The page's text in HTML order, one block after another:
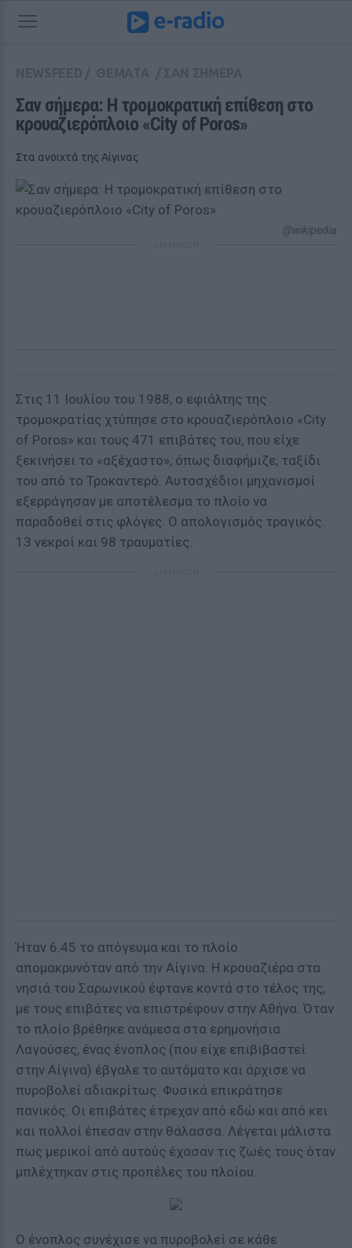
Σαν σήμερα: Η τρομοκρατική επίθεση στο
κρουαζιερόπλοιο «City of Poros»
Στα ανοιχτά της Αίγινας
@wikipedia
Στις 11 Ιουλίου του 1988, ο εφιάλτης της
τρομοκρατίας χτύπησε στο κρουαζιερόπλοιο «City
of Poros» και τους 471 επιβάτες του, που είχε
ξεκινήσει το «αξέχαστο», όπως διαφήμιζε, ταξίδι
του από το Τροκαντερό. Αυτοσχέδιοι μηχανισμοί
εξερράγησαν με αποτέλεσμα το πλοίο να
παραδοθεί στις φλόγες. Ο απολογισμός τραγικός.
13 νεκροί και 98 τραυματίες.
Ήταν 6.45 το απόγευμα και το πλοίο
απομακρυνόταν από την Αίγινα. Η κρουαζιέρα στα
νησιά του Σαρωνικού έφτανε κοντά στο τέλος της,
με τους επιβάτες να επιστρέφουν στην Αθήνα. Όταν
το πλοίο βρέθηκε ανάμεσα στα ερημονήσια
Λαγούσες, ένας ένοπλος (που είχε επιβιβαστεί
στην Αίγινα) έβγαλε το αυτόματο και άρχισε να
πυροβολεί αδιακρίτως. Φυσικά επικράτησε
πανικός. Οι επιβάτες έτρεχαν από εδώ και από κει
και πολλοί έπεσαν στην θάλασσα. Λέγεται μάλιστα
πως μερικοί από αυτούς έχασαν τις ζωές τους όταν
μπλέχτηκαν στις προπέλες του πλοίου.
Ο ένοπλος συνέχισε να πυροβολεί σε κάθε